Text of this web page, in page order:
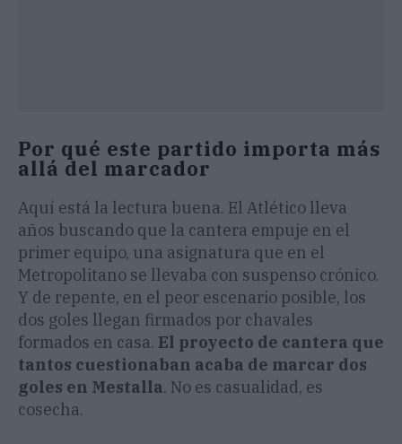
Por qué este partido importa más
allá del marcador
Aquí está la lectura buena. El Atlético lleva
años buscando que la cantera empuje en el
primer equipo, una asignatura que en el
Metropolitano se llevaba con suspenso crónico.
Y de repente, en el peor escenario posible, los
dos goles llegan firmados por chavales
formados en casa. El proyecto de cantera que
tantos cuestionaban acaba de marcar dos
goles en Mestalla. No es casualidad, es
cosecha.